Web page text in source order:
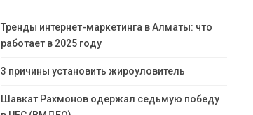
Тренды интернет-маркетинга в Алматы: что
работает в 2025 году
3 причины установить жироуловитель
Шавкат Рахмонов одержал седьмую победу